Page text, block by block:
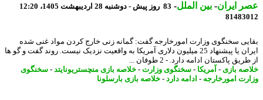
ایران- بین الملل-83 روز پیش - دوشنبه 28 اردیبهشت 1405، 12:20
سخنگوی وزارت امورخارجه گفت: گمانه زنی خارج کردن مواد غنی شده
ایران یا پیشنهاد 25 میلیون دلاری آمریکا به واقعیت نزدیک نیست. روند گفت و گو ها
پاکستان ادامه دارد. - 2 طوفان ...
بازی - آمریکا- سخنگوی وزارت - خلاصه بازی منچستریونایتد-سخنگوی
امورخارجه-ادامه دارد - خلاصه بازی بارسلونا